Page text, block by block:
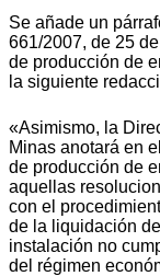
Se añade un
661/2007, de 25
de producción de
la siguiente
«Asimismo, la
Minas anotará en
de producción de
aquellas
con el
de la liquidación
instalación no
del régimen